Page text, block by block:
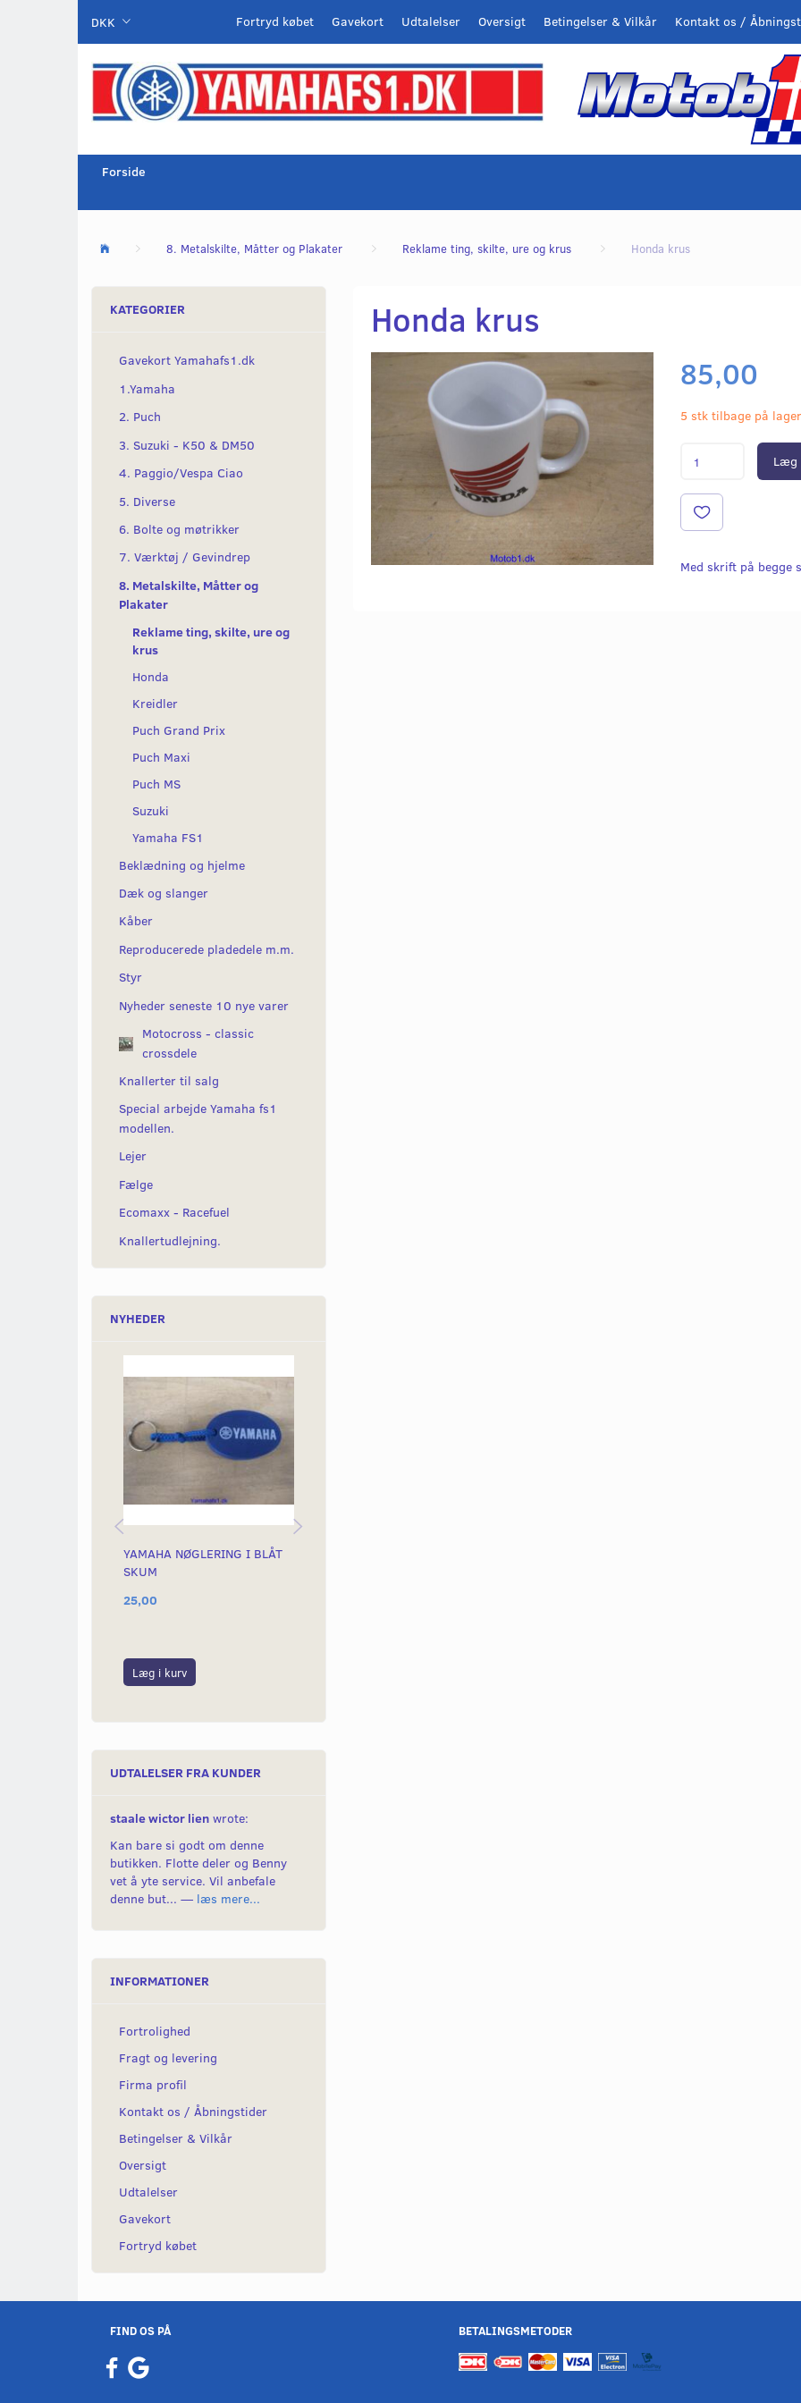
DKK Kontakt os /
Betingelser & Vilkår
Oversigt
Udtalelser
Gavekort
Fortryd købet
Forside
8. Metalskilte, Måtter og Plakater Reklame ting, skilte, ure og krus Honda krus
KATEGORIER
Gavekort Yamahafs1.dk
1.Yamaha
2. Puch
3. Suzuki - K50 & DM50
4. Paggio/Vespa Ciao
5. Diverse
6. Bolte og møtrikker
7. Værktøj / Gevindrep
8. Metalskilte, Måtter og
Plakater
Reklame ting, skilte, ure og
krus
Honda
Kreidler
Puch Grand Prix
Puch Maxi
Puch MS
Suzuki
Yamaha FS1
Beklædning og hjelme
Dæk og slanger
Kåber
Reproducerede pladedele m.m.
Styr
Nyheder seneste 10 nye varer
Motocross - classic
crossdele
Knallerter til salg
Special arbejde Yamaha fs1
modellen.
Lejer
Fælge
Ecomaxx - Racefuel
Knallertudlejning.
NYHEDER
YAMAHA NØGLERING I BLÅT
SKUM
25,00
Læg i kurv
UDTALELSER FRA KUNDER
staale wictor lien wrote:
Kan bare si godt om denne
butikken. Flotte deler og Benny
vet å yte service. Vil anbefale
denne but... — læs mere...
INFORMATIONER
Fortrolighed
Fragt og levering
Firma profil
Kontakt os / Åbningstider
Betingelser & Vilkår
Oversigt
Udtalelser
Gavekort
Fortryd købet
Honda krus
85,00
5 stk tilbage på lager
Læg
Med skrift på begge
FIND OS PÅ BETALINGSMETODER